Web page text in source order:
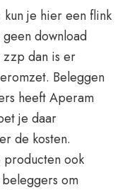
je hier een flink
download
dan is er
Beleggen
heeft Aperam
je daar
de kosten.
ook
om